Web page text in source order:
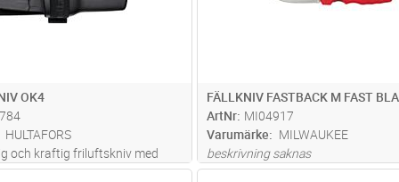
OK4
HULTAFORS
och kraftig friluftskniv med
som är framtagen för de tuffa
FÄLLKNIV FASTBACK M FAST
ArtNr MI04917
Varumärke
MILWAUKEE
beskrivning saknas